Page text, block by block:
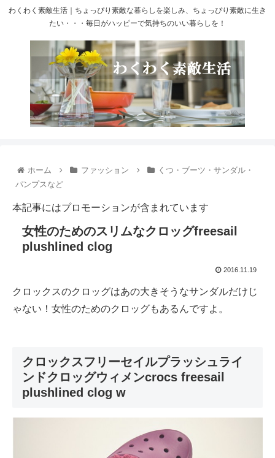
わくわく素敵生活｜ちょっぴり素敵な暮らしを楽しみ、ちょっぴり素敵に生き
たい・・・毎日がハッピーで気持ちのいい暮らしを！
ホーム ファッション
くつ・ブーツ・サンダル・
パンプスなど
本記事にはプロモーションが含まれています
女性のためのスリムなクロッグfreesail
plushlined clog
2016.11.19
クロックスのクロッグはあの大きそうなサンダルだけじ
ゃない！女性のためのクロッグもあるんですよ。
クロックスフリーセイルプラッシュライ
ンドクロッグウィメンcrocs freesail
plushlined clog w